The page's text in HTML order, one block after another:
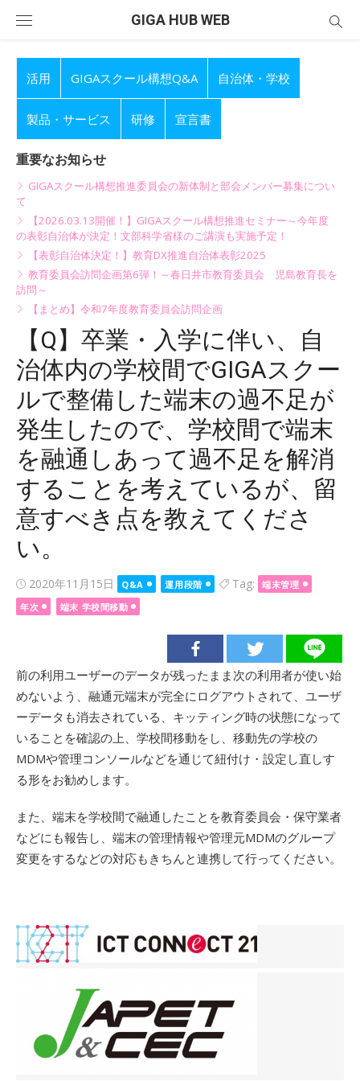
GIGA HUB WEB
活用 GIGAスクール構想Q&A 自治体・学校
製品・サービス 研修 宣言書
重要なお知らせ
GIGAスクール構想推進委員会の新体制と部会メンバー募集につい
て
【2026.03.13開催！】GIGAスクール構想推進セミナー～今年度
の表彰自治体が決定！文部科学省様のご講演も実施予定！
【表彰自治体決定！】教育DX推進自治体表彰2025
教育委員会訪問企画第6弾！～春日井市教育委員会 児島教育長を
訪問～
【まとめ】令和7年度教育委員会訪問企画
【Q】卒業・入学に伴い、自
治体内の学校間でGIGAスクー
ルで整備した端末の過不足が
発生したので、学校間で端末
を融通しあって過不足を解消
することを考えているが、留
意すべき点を教えてくださ
い。
Posted
on
2020年11月15日 Q&A 運用段階 Tag:
端末管理
年次
端末 学校間移動
前の利用ユーザーのデータが残ったまま次の利用者が使い始
めないよう、融通元端末が完全にログアウトされて、ユーザ
ーデータも消去されている、キッティング時の状態になって
いることを確認の上、学校間移動をし、移動先の学校の
MDMや管理コンソールなどを通じて紐付け・設定し直しす
る形をお勧めします。
また、端末を学校間で融通したことを教育委員会・保守業者
などにも報告し、端末の管理情報や管理元MDMのグループ
変更をするなどの対応もきちんと連携して行ってください。